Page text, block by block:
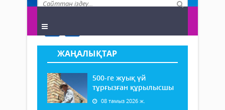
ЖАҢАЛЫҚТАР
500-ге жуық үй
тұрғызған құрылысшы
08 тамыз 2026 ж.